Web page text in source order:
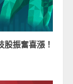
股振奮喜漲！